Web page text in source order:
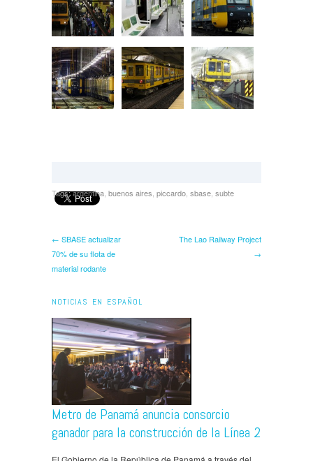
Tags:argentina buenos aires piccardo sbase subte
← SBASE actualizar
70% de su flota de
material rodante
The Lao Railway Project
→
NOTICIAS EN ESPAÑOL
Metro de Panamá anuncia consorcio
ganador para la construcción de la Línea 2